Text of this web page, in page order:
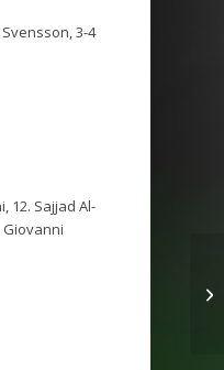
Svensson, 3-4
12. Sajjad Al-
Giovanni